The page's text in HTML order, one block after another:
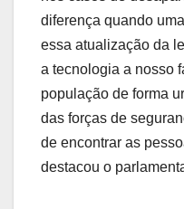
diferença quando
essa atualização da
a tecnologia a nosso
população de forma
das forças de
de encontrar as
destacou o